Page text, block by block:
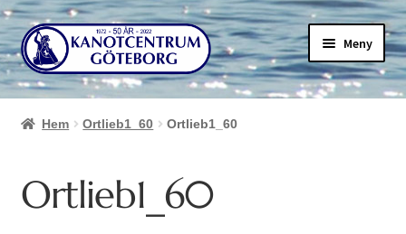
Hoppa
till
navigering
Hoppa
till
innehåll
Meny
Hem Ortlieb1_60 Ortlieb1_60
Ortlieb1_60